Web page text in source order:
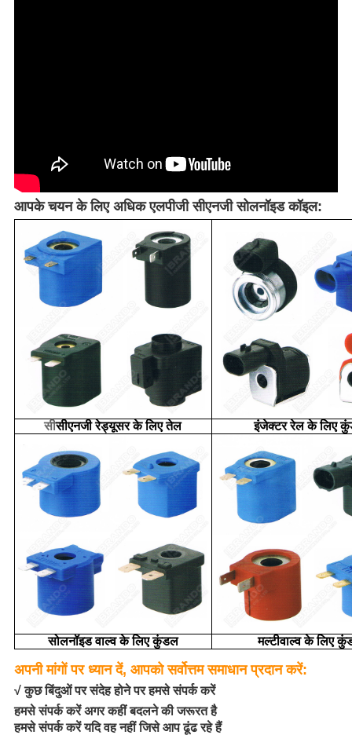
आपके चयन के लिए अधिक एलपीजी सीएनजी सोलनॉइड कॉइल:
सीसीएनजी रेड्यूसर के लिए तेल इंजेक्टर रेल के लिए
सोलनॉइड वाल्व के लिए कुंडल मल्टीवाल्व के लिए
अपनी मांगों पर ध्यान दें, आपको सर्वोत्तम समाधान प्रदान करें:
√ कुछ बिंदुओं पर संदेह होने पर हमसे संपर्क करें
हमसे संपर्क करें अगर कहीं बदलने की जरूरत है
हमसे संपर्क करें यदि वह नहीं जिसे आप ढूंढ रहे हैं